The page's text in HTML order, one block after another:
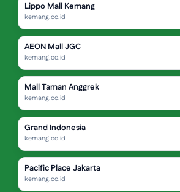
Lippo Mall Kemang
kemang.co.id
AEON Mall JGC
kemang.co.id
Mall Taman Anggrek
kemang.co.id
Grand Indonesia
kemang.co.id
Pacific Place Jakarta
kemang.co.id